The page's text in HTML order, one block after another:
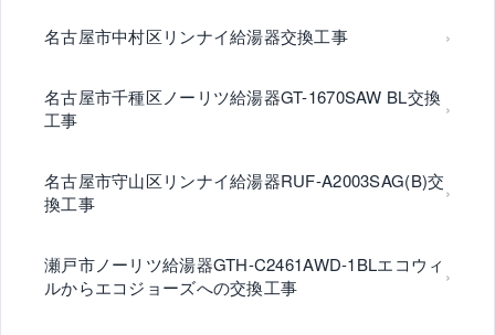
名古屋市中村区リンナイ給湯器交換工事
名古屋市千種区ノーリツ給湯器GT-1670SAW BL交換
工事
名古屋市守山区リンナイ給湯器RUF-A2003SAG(B)交
換工事
瀬戸市ノーリツ給湯器GTH-C2461AWD-1BLエコウィ
ルからエコジョーズへの交換工事